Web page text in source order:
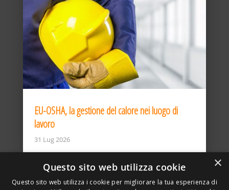
EU-OSHA, la gestione del calore nei luogo di
lavoro
31 Lug 2026
×
Questo sito web utilizza cookie
Questo sito web utilizza i cookie per migliorare la tua esperienza di